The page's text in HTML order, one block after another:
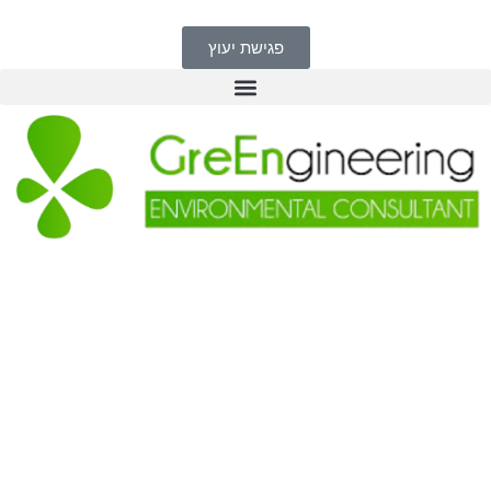
פגישת יעוץ